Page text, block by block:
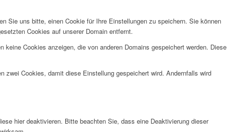
Sie uns bitte, einen Cookie für Ihre Einstellungen zu speichern. Sie können
Cookies auf unserer Domain entfernt.
Cookies anzeigen, die von anderen Domains gespeichert werden. Diese
zwei Cookies, damit diese Einstellung gespeichert wird. Andernfalls wird
hier deaktivieren. Bitte beachten Sie, dass eine Deaktivierung dieser